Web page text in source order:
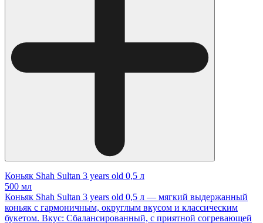
Коньяк Shah Sultan 3 years old 0,5 л
500 мл
Коньяк Shah Sultan 3 years old 0,5 л — мягкий выдержанный
коньяк с гармоничным, округлым вкусом и классическим
букетом. Вкус: Сбалансированный, с приятной согревающей